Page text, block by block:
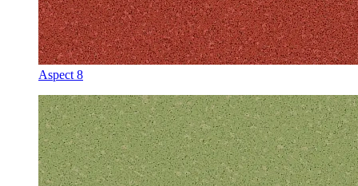
Aspect 8